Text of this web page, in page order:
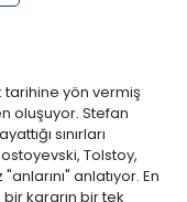
tarihine yön vermiş
oluşuyor. Stefan
sınırları
Tolstoy,
anlatıyor. En
kararın bir tek